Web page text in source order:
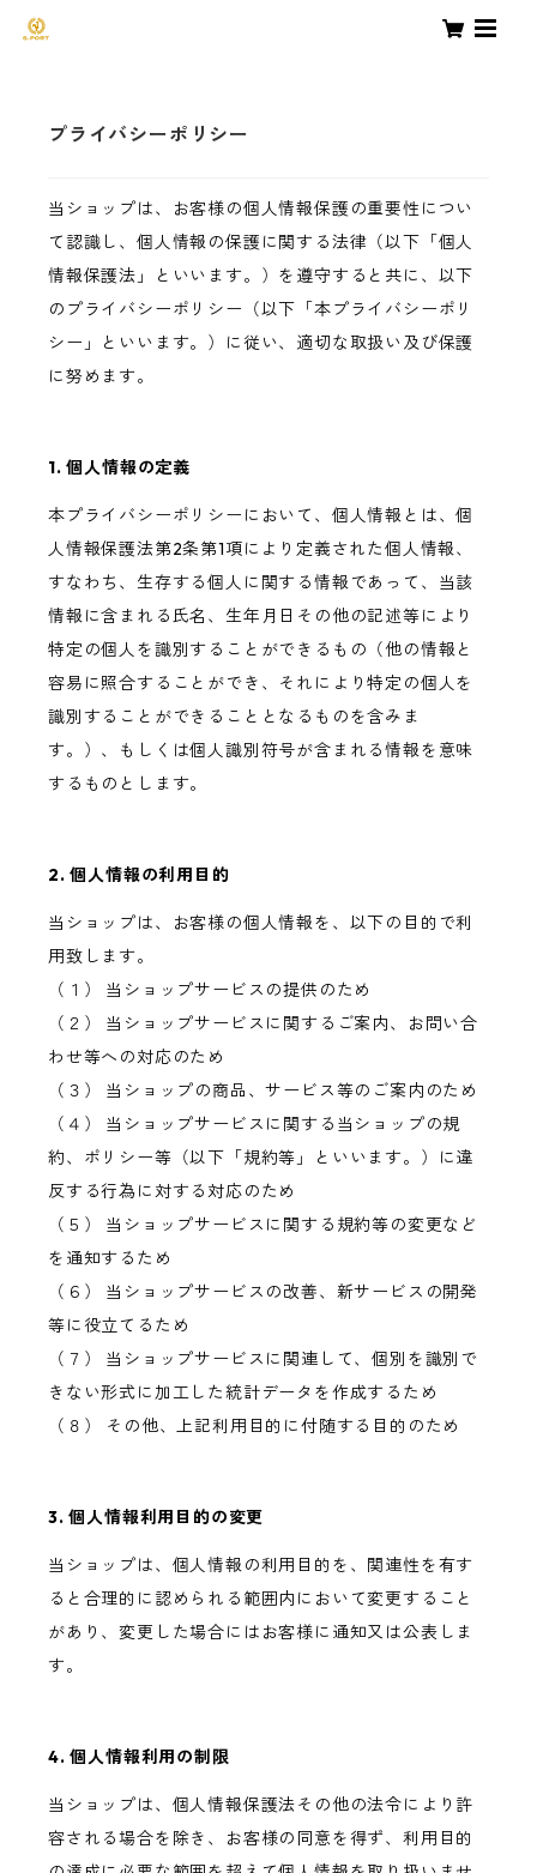
プライバシーポリシー
当ショップは、お客様の個人情報保護の重要性につい
て認識し、個人情報の保護に関する法律（以下「個人
情報保護法」といいます。）を遵守すると共に、以下
のプライバシーポリシー（以下「本プライバシーポリ
シー」といいます。）に従い、適切な取扱い及び保護
に努めます。
1. 個人情報の定義
本プライバシーポリシーにおいて、個人情報とは、個
人情報保護法第2条第1項により定義された個人情報、
すなわち、生存する個人に関する情報であって、当該
情報に含まれる氏名、生年月日その他の記述等により
特定の個人を識別することができるもの（他の情報と
容易に照合することができ、それにより特定の個人を
識別することができることとなるものを含みま
す。）、もしくは個人識別符号が含まれる情報を意味
するものとします。
2. 個人情報の利用目的
当ショップは、お客様の個人情報を、以下の目的で利
用致します。
（１） 当ショップサービスの提供のため
（２） 当ショップサービスに関するご案内、お問い合
わせ等への対応のため
（３） 当ショップの商品、サービス等のご案内のため
（４） 当ショップサービスに関する当ショップの規
約、ポリシー等（以下「規約等」といいます。）に違
反する行為に対する対応のため
（５） 当ショップサービスに関する規約等の変更など
を通知するため
（６） 当ショップサービスの改善、新サービスの開発
等に役立てるため
（７） 当ショップサービスに関連して、個別を識別で
きない形式に加工した統計データを作成するため
（８） その他、上記利用目的に付随する目的のため
3. 個人情報利用目的の変更
当ショップは、個人情報の利用目的を、関連性を有す
ると合理的に認められる範囲内において変更すること
があり、変更した場合にはお客様に通知又は公表しま
す。
4. 個人情報利用の制限
当ショップは、個人情報保護法その他の法令により許
容される場合を除き、お客様の同意を得ず、利用目的